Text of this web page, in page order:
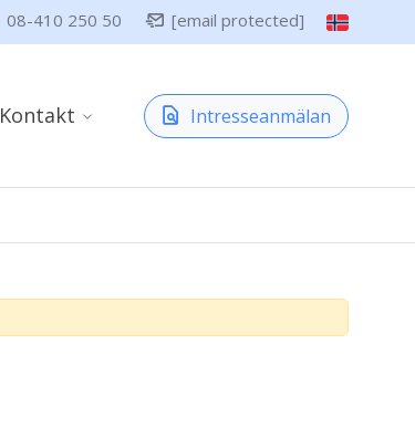
08-410 250 50 [email protected]
Kontakt Intresseanmälan